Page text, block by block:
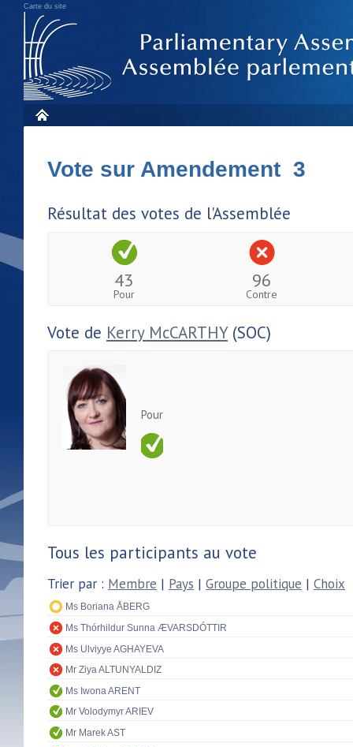
Carte du site
Vote sur Amendement 3
Résultat des votes de l'Assemblée
43
Pour
96
Contre
Vote de Kerry McCARTHY(SOC)
Pour
Tous les participants au vote
Trier par : Membre | Pays | Groupe politique | Choix
Ms Boriana ÅBERG
Ms Thórhildur Sunna ÆVARSDÓTTIR
Ms Ulviyye AGHAYEVA
Mr Ziya ALTUNYALDIZ
Ms Iwona ARENT
Mr Volodymyr ARIEV
Mr Marek AST